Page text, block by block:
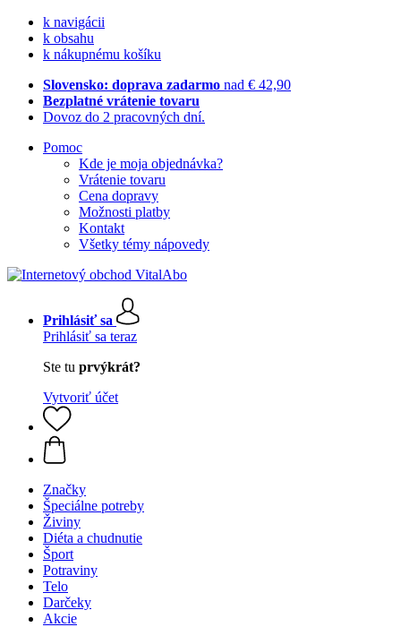
k navigácii
k obsahu
k nákupnému košíku
Slovensko: doprava zadarmo nad € 42,90
Bezplatné vrátenie tovaru
Dovoz do 2 pracovných dní.
Pomoc
Kde je moja objednávka?
Vrátenie tovaru
Cena dopravy
Možnosti platby
Kontakt
Všetky témy nápovedy
Prihlásiť sa
Prihlásiť sa teraz
Ste tu prvýkrát?
Vytvoriť účet
Značky
Špeciálne potreby
Živiny
Diéta a chudnutie
Šport
Potraviny
Telo
Darčeky
Akcie